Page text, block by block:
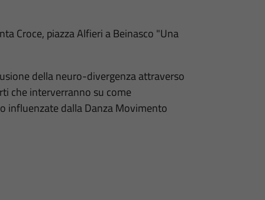
Croce, piazza Alfieri a Beinasco "Una
della neuro-divergenza attraverso
che interverranno su come
influenzate dalla Danza Movimento